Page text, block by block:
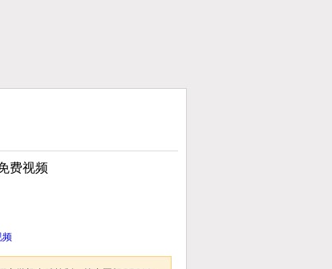
费视频
频